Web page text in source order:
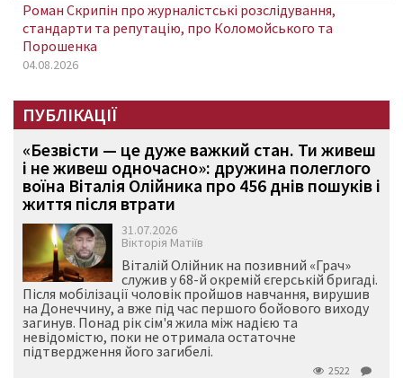
Роман Скрипін про журналістські розслідування,
стандарти та репутацію, про Коломойського та
Порошенка
04.08.2026
ПУБЛІКАЦІЇ
«Безвісти — це дуже важкий стан. Ти живеш
і не живеш одночасно»: дружина полеглого
воїна Віталія Олійника про 456 днів пошуків і
життя після втрати
31.07.2026
Вікторія Матіїв
Віталій Олійник на позивний «Грач»
служив у 68-й окремій єгерській бригаді.
Після мобілізації чоловік пройшов навчання, вирушив
на Донеччину, а вже під час першого бойового виходу
загинув. Понад рік сім'я жила між надією та
невідомістю, поки не отримала остаточне
підтвердження його загибелі.
2522